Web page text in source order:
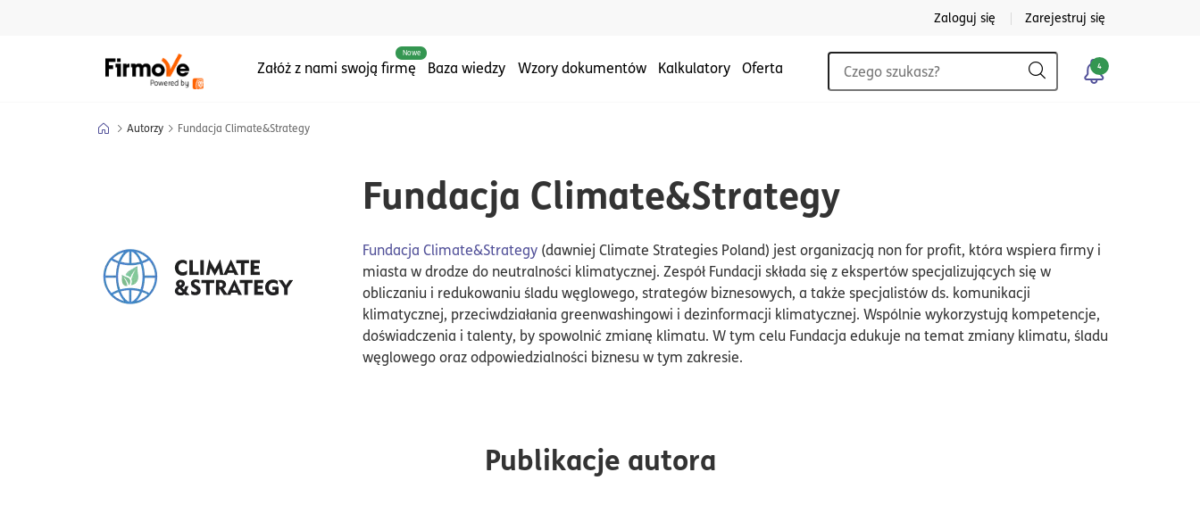
Zaloguj się Zarejestruj się
Menu główne serwisu
Załóż z nami swoją firmę
Nowe
Baza wiedzy Wzory dokumentów Kalkulatory Oferta
Wyszukiwarka
Szukaj
4
Autorzy Fundacja Climate&Strategy
Fundacja Climate&Strategy
Fundacja Climate&Strategy (dawniej Climate Strategies Poland) jest organizacją non for profit, która wspiera firmy i
miasta w drodze do neutralności klimatycznej. Zespół Fundacji składa się z ekspertów specjalizujących się w
obliczaniu i redukowaniu śladu węglowego, strategów biznesowych, a także specjalistów ds. komunikacji
klimatycznej, przeciwdziałania greenwashingowi i dezinformacji klimatycznej. Wspólnie wykorzystują kompetencje,
doświadczenia i talenty, by spowolnić zmianę klimatu. W tym celu Fundacja edukuje na temat zmiany klimatu, śladu
węglowego oraz odpowiedzialności biznesu w tym zakresie.
Publikacje autora